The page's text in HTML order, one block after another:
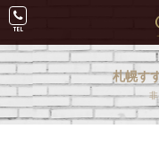
札幌す
非